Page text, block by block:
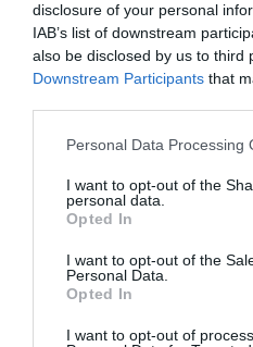
disclosure of your personal
IAB’s list of downstream
also be disclosed by us to third
Downstream Participants that
Please note that this website/
not limited to your visit or
grant or deny consent to
use your data for below
consent section.
Personal Data Processing
I want to opt-out of the
personal data.
Opted In
I want to opt-out of the
Personal Data.
Opted In
I want to opt-out of